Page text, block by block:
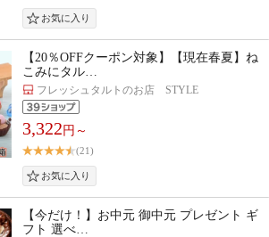
【20％OFFクーポン対象】【現在春夏】ね
こみにタル…
フレッシュタルトのお店 STYLE
3,322 円～
(21)
【今だけ！】お中元 御中元 プレゼント ギ
フト 選べ…